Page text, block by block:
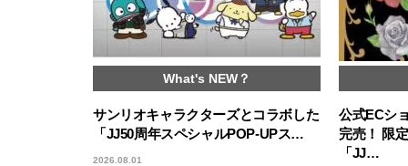
What's NEW？
サンリオキャラクターズとコラボした
「JJ50周年スペシャルPOP-UPス…
2026.08.01
公式ECシ
完売！ 限
「JJ…